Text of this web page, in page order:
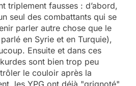
triplement fausses : d’abord,
seul des combattants qui se
parler autre chose que le
en Syrie et en Turquie),
Ensuite et dans ces
sont bien trop peu
le couloir après la